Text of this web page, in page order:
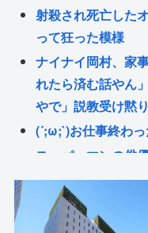
射殺され死亡した
って狂った模様
ナイナイ岡村、家
れたら済む話やん
やで」説教受け黙
(´;ω;`)お仕事終わっ
スーパーマンの俳
ら放尿
（ヽ´ん`）「えっ
山・清原・デスト